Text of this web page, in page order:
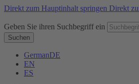
Direkt zum Hauptinhalt springen Direkt
Geben Sie ihren Suchbegriff ein
Suchen
GermanDE
EN
ES